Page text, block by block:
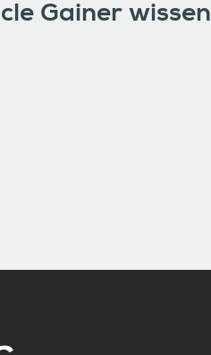
Gainer wissen